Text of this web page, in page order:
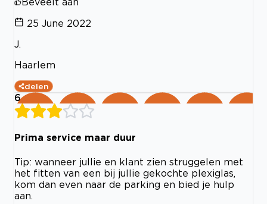
25 June 2022
J.
Haarlem
delen
6
Prima service maar duur
Tip: wanneer jullie en klant zien struggelen met
het fitten van een bij jullie gekochte plexiglas,
kom dan even naar de parking en bied je hulp
aan.